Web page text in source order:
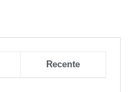
Recente